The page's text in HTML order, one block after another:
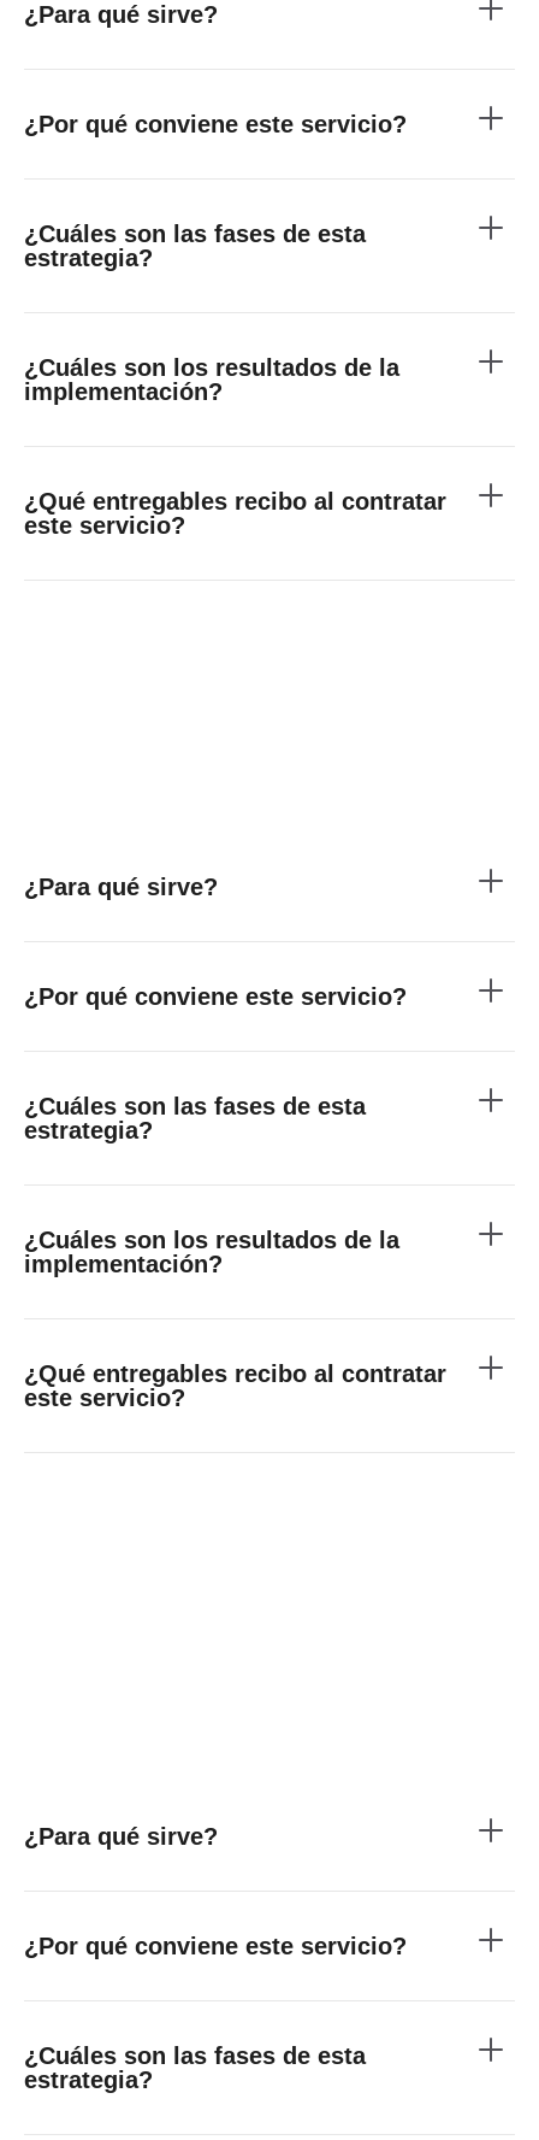
¿Para qué sirve?
¿Por qué conviene este servicio?
¿Cuáles son las fases de esta
estrategia?
¿Cuáles son los resultados de la
implementación?
¿Qué entregables recibo al contratar
este servicio?
¿Para qué sirve?
¿Por qué conviene este servicio?
¿Cuáles son las fases de esta
estrategia?
¿Cuáles son los resultados de la
implementación?
¿Qué entregables recibo al contratar
este servicio?
¿Para qué sirve?
¿Por qué conviene este servicio?
¿Cuáles son las fases de esta
estrategia?